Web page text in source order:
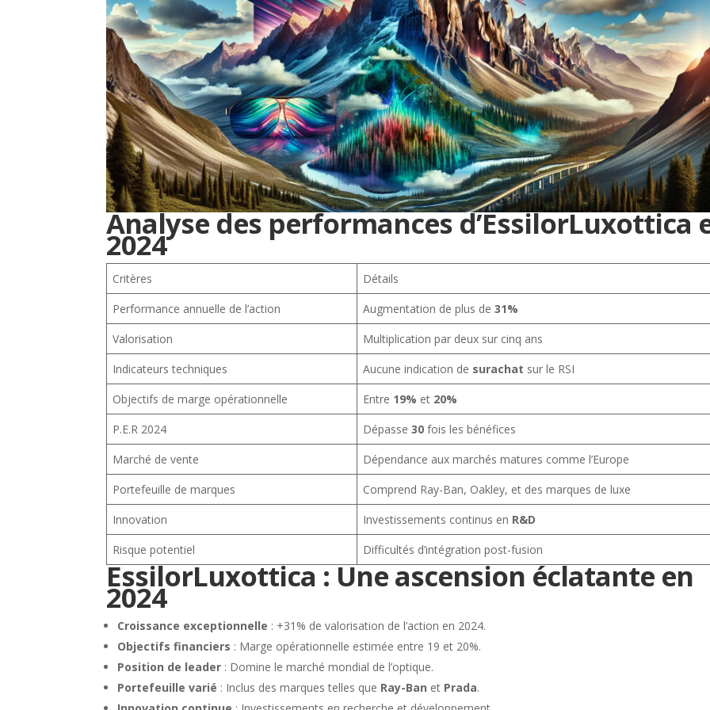
Analyse des performances d’EssilorLuxottica
2024
Critères
Détails
Performance annuelle de l’action
Augmentation de plus de31%
Valorisation
Multiplication par deux sur cinq ans
Indicateurs techniques
Aucune indication de surachat sur le RSI
Objectifs de marge opérationnelle
Entre 19% et 20%
P.E.R 2024
Dépasse30 fois les bénéfices
Marché de vente
Dépendance aux marchés matures comme l’Europe
Portefeuille de marques
Comprend Ray-Ban, Oakley, et des marques de luxe
Innovation
Investissements continus en R&D
Risque potentiel
Difficultés d’intégration post-fusion
EssilorLuxottica : Une ascension éclatante en
2024
Croissance exceptionnelle : +31% de valorisation de l’action en 2024.
Objectifs financiers : Marge opérationnelle estimée entre 19 et 20%.
Position de leader : Domine le marché mondial de l’optique.
Portefeuille varié : Inclus des marques telles que Ray-Ban et Prada.